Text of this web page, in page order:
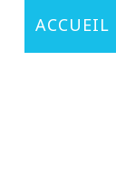
ACCUEIL